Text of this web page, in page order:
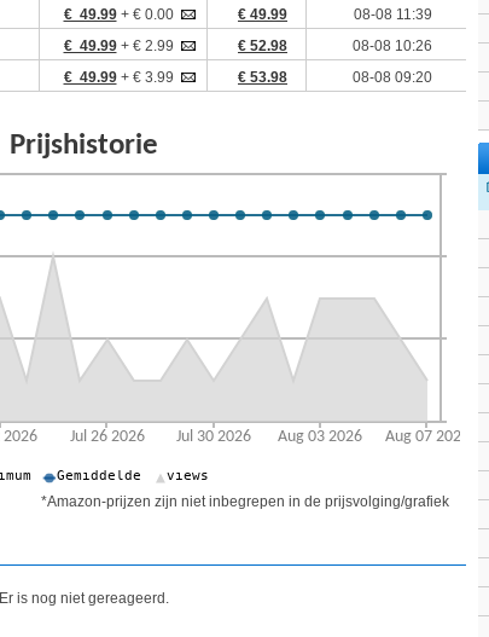
€ 49.99+ € 0.00 € 49.99
08-08 11:39
€ 49.99+ € 2.99 € 52.98
08-08 10:26
€ 49.99+ € 3.99 € 53.98 08-08 09:20
*Amazon-prijzen zijn niet inbegrepen in de prijsvolging/grafiek
Er is nog niet gereageerd.